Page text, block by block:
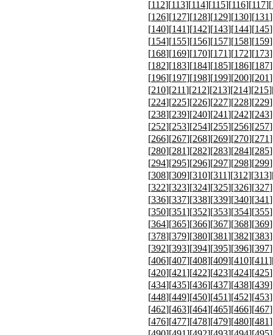
[112][113][114][115][116][117][
[126][127][128][129][130][131
[140][141][142][143][144][145
[154][155][156][157][158][159
[168][169][170][171][172][173
[182][183][184][185][186][187
[196][197][198][199][200][201
[210][211][212][213][214][215
[224][225][226][227][228][229
[238][239][240][241][242][243
[252][253][254][255][256][257
[266][267][268][269][270][271
[280][281][282][283][284][285
[294][295][296][297][298][299
[308][309][310][311][312][313
[322][323][324][325][326][327
[336][337][338][339][340][341
[350][351][352][353][354][355
[364][365][366][367][368][369
[378][379][380][381][382][383
[392][393][394][395][396][397
[406][407][408][409][410][411
[420][421][422][423][424][425
[434][435][436][437][438][439
[448][449][450][451][452][453
[462][463][464][465][466][467
[476][477][478][479][480][481